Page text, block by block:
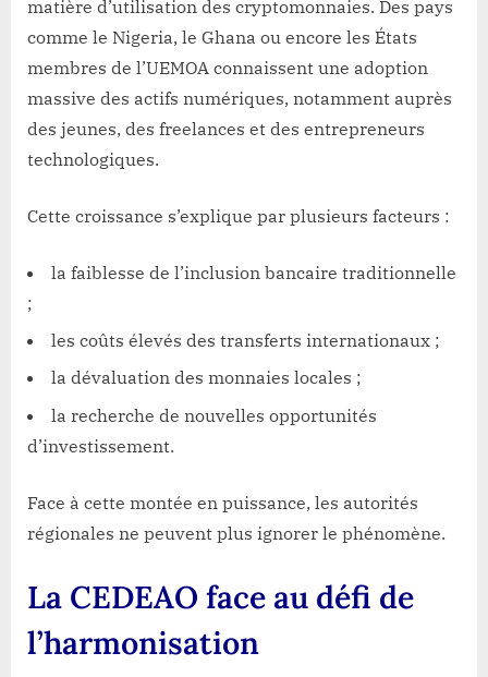
matière d’utilisation des cryptomonnaies. Des pays
comme le Nigeria, le Ghana ou encore les États
membres de l’UEMOA connaissent une adoption
massive des actifs numériques, notamment auprès
des jeunes, des freelances et des entrepreneurs
technologiques.
Cette croissance s’explique par plusieurs facteurs :
la faiblesse de l’inclusion bancaire traditionnelle
;
les coûts élevés des transferts internationaux ;
la dévaluation des monnaies locales ;
la recherche de nouvelles opportunités
d’investissement.
Face à cette montée en puissance, les autorités
régionales ne peuvent plus ignorer le phénomène.
La CEDEAO face au défi de
l’harmonisation